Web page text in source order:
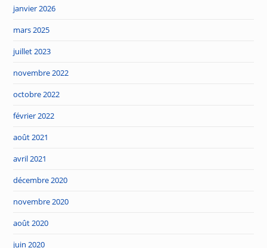
janvier 2026
mars 2025
juillet 2023
novembre 2022
octobre 2022
février 2022
août 2021
avril 2021
décembre 2020
novembre 2020
août 2020
juin 2020